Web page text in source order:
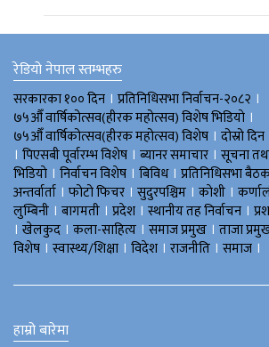
रेडियो नेपाल स्तम्भहरु
सरकारका १०० दिन । प्रतिनिधिसभा निर्वाचन-२०८२ ।
७५औँ वार्षिकोत्सव(हीरक महोत्सव) विशेष भिडियाे ।
७५औँ वार्षिकोत्सव(हीरक महोत्सव) विशेष । दोस्रो दिन
। पिएसबी पूर्वारम्भ विशेष । ब्यानर समाचार । सूचना
भिडियाे । निर्वाचन विशेष । बिविध। प्रतिनिधिसभा
अन्तर्वार्ता । फोटो फिचर । सुदुरपश्चिम । काेशी ।
लुम्बिनी । बागमती । प्रदेश । स्थानीय तह निर्वाचन ।
। खेलकुद । कला-साहित्य । समाज प्रमुख । ताजा
विशेष । स्वास्थ्य/शिक्षा । विदेश । राजनीति । समाज ।
हाम्रो बारेमा